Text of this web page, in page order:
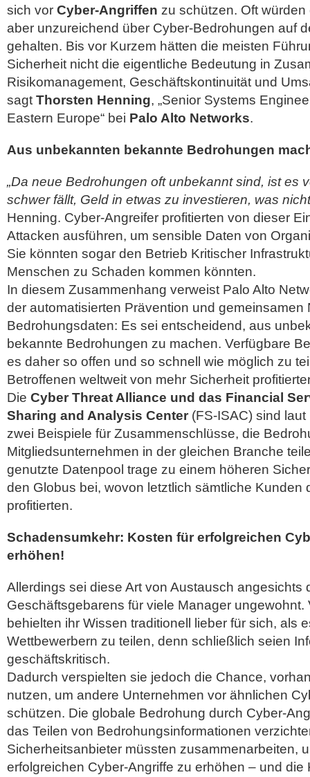
sich vor Cyber-Angriffen zu schützen. Oft
aber unzureichend über Cyber-Bedrohungen auf
gehalten. Bis vor Kurzem hätten die meisten
Sicherheit nicht die eigentliche Bedeutung in
Risikomanagement, Geschäftskontinuität und
sagt Thorsten Henning, „‎Senior Systems
Eastern Europe“ bei Palo Alto Networks.
Aus unbekannten bekannte Bedrohungen
„Da neue Bedrohungen oft unbekannt sind, ist es
schwer fällt, Geld in etwas zu investieren, was
Henning. Cyber-Angreifer profitierten von dieser
Attacken ausführen, um sensible Daten von
Sie könnten sogar den Betrieb Kritischer
Menschen zu Schaden kommen könnten.
In diesem Zusammenhang verweist Palo Alto
der automatisierten Prävention und gemeinsamen
Bedrohungsdaten: Es sei entscheidend, aus
bekannte Bedrohungen zu machen. Verfügbare
es daher so offen und so schnell wie möglich zu
Betroffenen weltweit von mehr Sicherheit
Die Cyber Threat Alliance und das Financial
Sharing and Analysis Center (FS-ISAC) sind
zwei Beispiele für Zusammenschlüsse, die
Mitgliedsunternehmen in der gleichen Branche
genutzte Datenpool trage zu einem höheren
den Globus bei, wovon letztlich sämtliche Kunden
profitierten.
Schadensumkehr: Kosten für erfolgreichen
erhöhen!
Allerdings sei diese Art von Austausch angesichts
Geschäftsgebarens für viele Manager ungewohnt.
behielten ihr Wissen traditionell lieber für sich, als
Wettbewerbern zu teilen, denn schließlich seien
geschäftskritisch.
Dadurch verspielten sie jedoch die Chance,
nutzen, um andere Unternehmen vor ähnlichen
schützen. Die globale Bedrohung durch Cyber-
das Teilen von Bedrohungsinformationen
Sicherheitsanbieter müssten zusammenarbeiten,
erfolgreichen Cyber-Angriffe zu erhöhen – und die